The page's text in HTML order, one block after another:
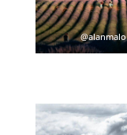
@alanmalo